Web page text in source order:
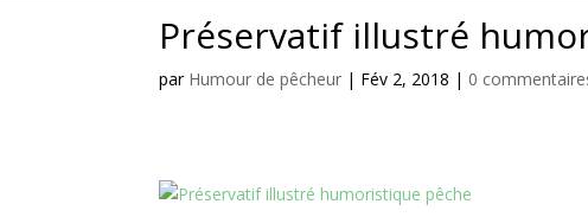
Préservatif illustré
par Humour de pêcheur | Fév 2, 2018 | 0